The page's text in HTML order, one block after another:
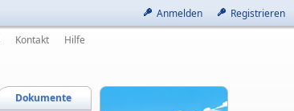
Anmelden Registrieren
Kontakt Hilfe
Dokumente